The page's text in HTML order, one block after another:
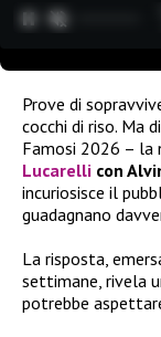
Prove di
cocchi di riso. Ma
Famosi 2026 – la
Lucarelli con
incuriosisce il
guadagnano
La risposta,
settimane, rivela
potrebbe